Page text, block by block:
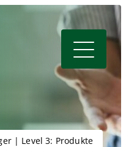
| Level 3: Produkte